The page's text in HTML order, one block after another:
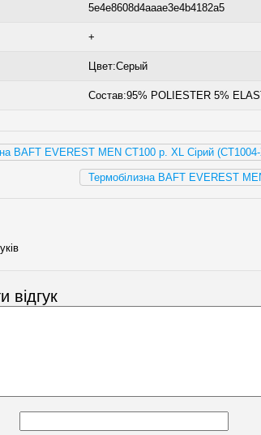
5e4e8608d4aaae3e4b4182a5
+
Цвет:Серый
Состав:95% POLIESTER 5%
BAFT EVEREST MEN CT100 р. XL Сірий
Термобілизна BAFT EVEREST
відгук